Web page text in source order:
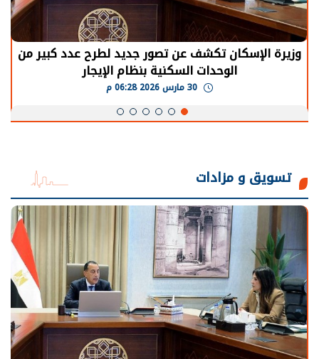
وزيرة الإسكان تكشف عن تصور جديد لطرح عدد كبير من
الوحدات السكنية بنظام الإيجار
تسويق و مزادات